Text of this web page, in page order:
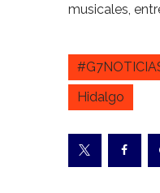
musicales,
Hidalgo